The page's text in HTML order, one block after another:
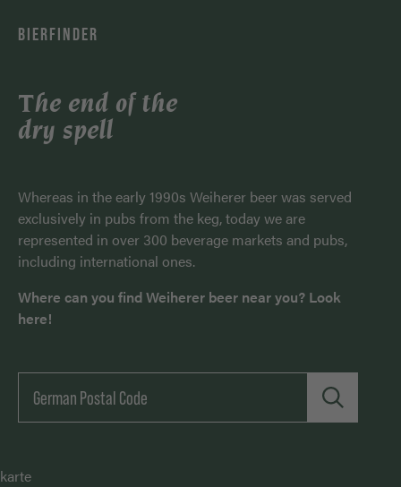
BIERFINDER
The end of the
dry spell
Whereas in the early 1990s Weiherer beer was served
exclusively in pubs from the keg, today we are
represented in over 300 beverage markets and pubs,
including international ones.
Where can you find Weiherer beer near you? Look
here!
karte